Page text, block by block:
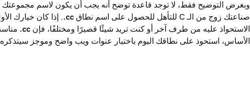
وبغرض التوضيح فقط، لا توجد قاعدة توضح أنه يجب أن يكون لاسم مجموعتك
صناعتك زوج من الـ C للتأهل للحصول على اسم نطاق ‎
.cc. إذا كان خيارك
الاستحواذ عليه من طرف آخر أو كنت تريد شيئًا قصيرًا ومختلفًا، فإن ‎ .cc
الأساس، استحوذ على نطاقك اليوم باختيار عنوات ويب واضح وموجز